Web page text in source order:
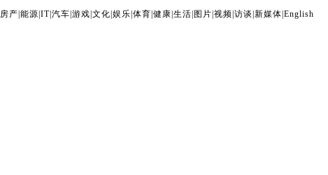
房产 能源 IT| 汽车 游戏 文化 娱乐 体育 健康 生活 图片 视频 访谈 新媒体 English